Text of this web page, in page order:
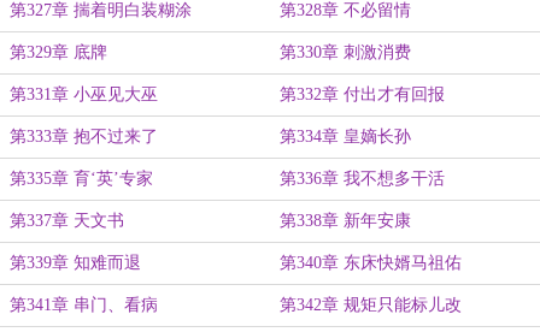
第327章 揣着明白装糊涂 第328章 不必留情
第329章 底牌 第330章 刺激消费
第331章 小巫见大巫 第332章 付出才有回报
第333章 抱不过来了 第334章 皇嫡长孙
第335章 育‘英’专家 第336章 我不想多干活
第337章 天文书 第338章 新年安康
第339章 知难而退 第340章 东床快婿马祖佑
第341章 串门、看病 第342章 规矩只能标儿改